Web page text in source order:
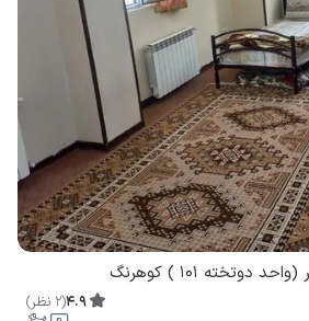
101 ) کوهرنگ
4.9
(
2 نظر)